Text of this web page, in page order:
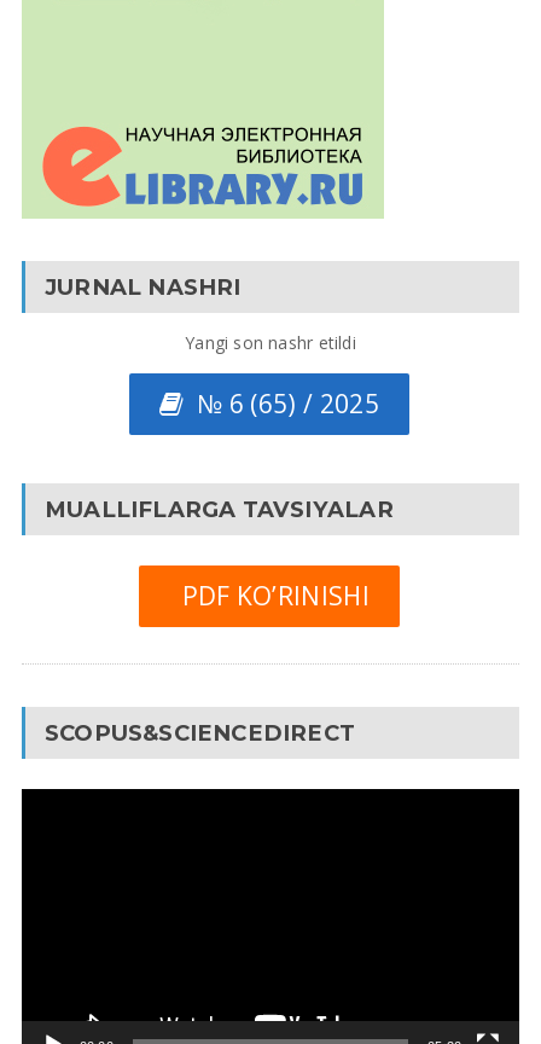
JURNAL NASHRI
Yangi son nashr etildi
№ 6 (65) / 2025
MUALLIFLARGA TAVSIYALAR
PDF KO’RINISHI
SCOPUS&SCIENCEDIRECT